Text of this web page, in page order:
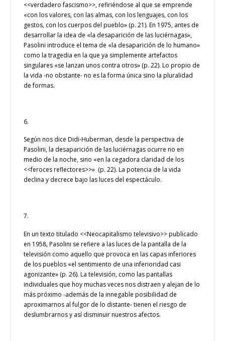
<<verdadero fascismo>>, refiriéndose al que se emprende
«con los valores, con las almas, con los lenguajes, con los
gestos, con los cuerpos del pueblo» (p. 21). En 1975, antes de
desarrollar la idea de «la desaparición de las luciérnagas»,
Pasolini introduce el tema de «la desaparición de lo humano»
como la tragedia en la que ya simplemente artefactos
singulares «se lanzan unos contra otros» (p. 22). Lo propio de
la vida -no obstante- no es la forma única sino la pluralidad
de formas.
6.
Según nos dice Didi-Huberman, desde la perspectiva de
Pasolini, la desaparición de las luciérnagas ocurre no en
medio de la noche, sino «en la cegadora claridad de los
<<feroces reflectores>>» (p. 22). La potencia de la vida
declina y decrece bajo las luces del espectáculo.
7.
En un texto titulado <<Neocapitalismo televisivo>> publicado
en 1958, Pasolini se refiere a las luces de la pantalla de la
televisión como aquello que provoca en las capas inferiores
de los pueblos «el sentimiento de una inferioridad casi
agonizante» (p. 26). La televisión, como las pantallas
individuales que hoy muchas veces nos distraen y alejan de lo
más próximo -además de la innegable posibilidad de
aproximarnos al fulgor de lo distante- tienen el riesgo de
deslumbrarnos y así disminuir nuestros afectos.